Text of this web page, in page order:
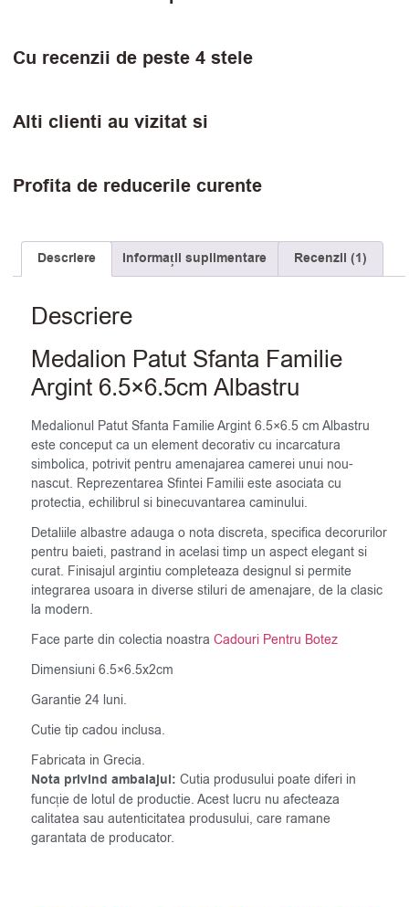
Cu recenzii de peste 4 stele
Alti clienti au vizitat si
Profita de reducerile curente
Descriere Informații suplimentare Recenzii (1)
Descriere
Medalion Patut Sfanta Familie
Argint 6.5×6.5cm Albastru
Medalionul Patut Sfanta Familie Argint 6.5×6.5 cm Albastru
este conceput ca un element decorativ cu incarcatura
simbolica, potrivit pentru amenajarea camerei unui nou-
nascut. Reprezentarea Sfintei Familii este asociata cu
protectia, echilibrul si binecuvantarea caminului.
Detaliile albastre adauga o nota discreta, specifica decorurilor
pentru baieti, pastrand in acelasi timp un aspect elegant si
curat. Finisajul argintiu completeaza designul si permite
integrarea usoara in diverse stiluri de amenajare, de la clasic
la modern.
Face parte din colectia noastra Cadouri Pentru Botez
Dimensiuni 6.5×6.5x2cm
Garantie 24 luni.
Cutie tip cadou inclusa.
Fabricata in Grecia.
Nota privind ambalajul: Cutia produsului poate diferi in
funcție de lotul de productie. Acest lucru nu afecteaza
calitatea sau autenticitatea produsului, care ramane
garantata de producator.